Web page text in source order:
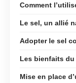
Comment
Le sel, un allié
Adopter le sel
Les bienfaits du
Mise en place